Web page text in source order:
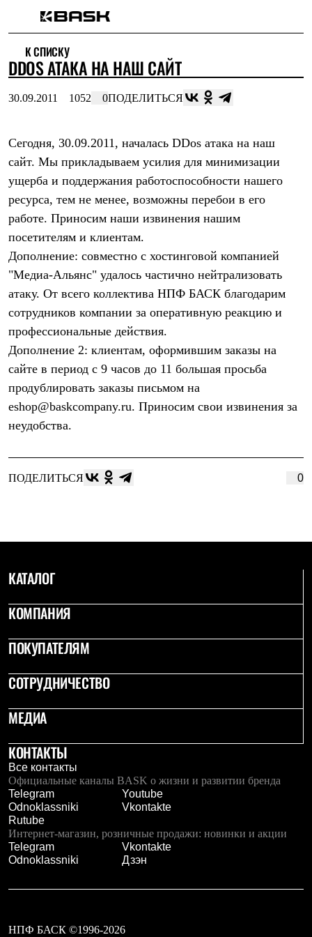
Интернет-магазин
Мужская одежда
Утепленная пухом
Куртки
Брюки
Утепленная синтетикой
Куртки
Штормовая одежда
Куртки
Брюки
Софтшелл одежда
Куртки
Брюки
Флисовая одежда
Куртки
Брюки
Жилеты
Термобелье
Теплое термобелье
Среднее термобелье
Легкое термобелье
Лёгкая одежда
Футболки
Рубашки
Толстовки
Брюки
Куртки
Брюки
Софтшелл одежда
Брюки
Лёгкая одежда
Футболки
Брюки
Термобелье
Среднее термобелье
Легкое термобелье
Флисовая одежда
Куртки
Брюки
Детская одежда
Утепленная пухом
Комбинезоны
Куртки
Брюки
Утепленная синтетикой
Комбинезоны
Брюки
Толстовки
К СПИСКУ
DDOS АТАКА НА НАШ САЙТ
30.09.2011 1052 0ПОДЕЛИТЬСЯ
Сегодня, 30.09.2011, началась DDos атака на наш
сайт. Мы прикладываем усилия для минимизации
ущерба и поддержания работоспособности нашего
ресурса, тем не менее, возможны перебои в его
работе. Приносим наши извинения нашим
посетителям и клиентам.
Дополнение: совместно с хостинговой компанией
"Медиа-Альянс" удалось частично нейтрализовать
атаку. От всего коллектива НПФ БАСК благодарим
сотрудников компании за оперативную реакцию и
профессиональные действия.
Дополнение 2: клиентам, оформившим заказы на
сайте в период с 9 часов до 11 большая просьба
продублировать заказы письмом на
eshop@baskcompany.ru. Приносим свои извинения за
неудобства.
ПОДЕЛИТЬСЯ 0
КАТАЛОГ
КОМПАНИЯ
ПОКУПАТЕЛЯМ
СОТРУДНИЧЕСТВО
МЕДИА
КОНТАКТЫ
Все контакты
Официальные каналы BASK о жизни и развитии бренда
Telegram
Youtube
Odnoklassniki
Vkontakte
Rutube
Интернет-магазин, розничные продажи: новинки и акции
Telegram
Vkontakte
Odnoklassniki
Дзэн
НПФ БАСК ©1996-2026